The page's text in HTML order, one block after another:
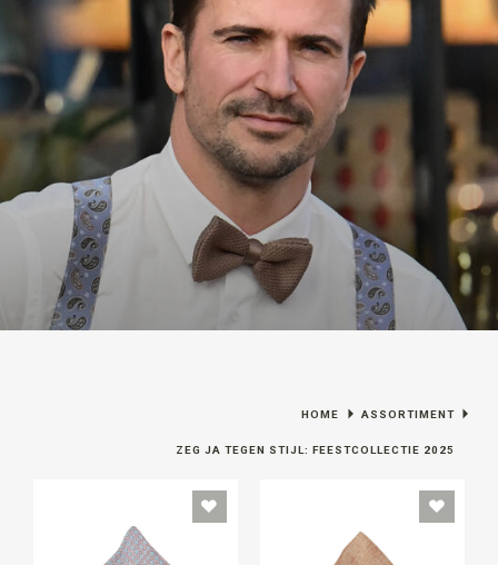
HOME ASSORTIMENT
ZEG JA TEGEN STIJL: FEESTCOLLECTIE 2025